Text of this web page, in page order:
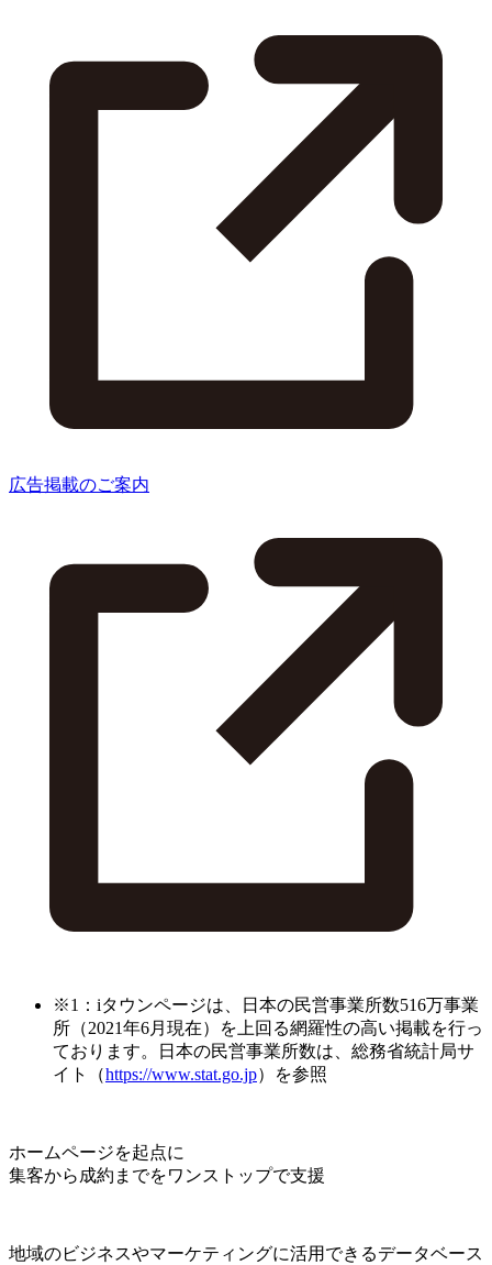
広告掲載のご案内
※1：iタウンページは、日本の民営事業所数516万事業
所（2021年6月現在）を上回る網羅性の高い掲載を行っ
ております。日本の民営事業所数は、総務省統計局サ
イト（https://www.stat.go.jp）を参照
ホームページを起点に
集客から成約までをワンストップで支援
地域のビジネスやマーケティングに活用できるデータベース